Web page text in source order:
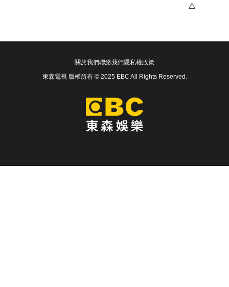
關於我們聯絡我們隱私權政策
東森電視 版權所有 © 2025 EBC All Rights Reserved.